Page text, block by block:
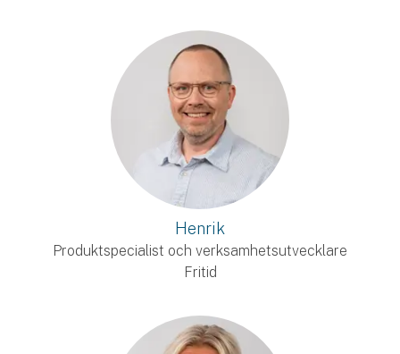
Henrik
Produktspecialist och verksamhetsutvecklare
Fritid